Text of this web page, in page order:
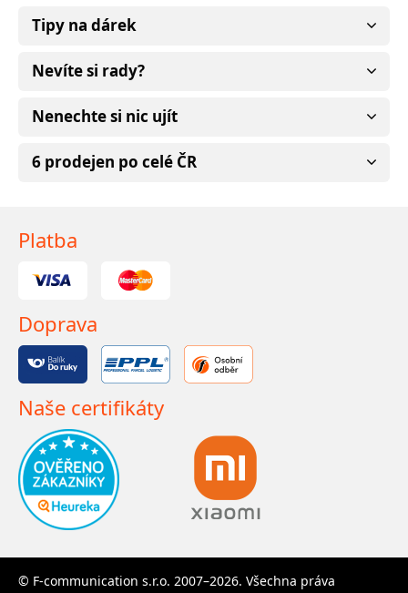
Tipy na dárek
Nevíte si rady?
Nenechte si nic ujít
6 prodejen po celé ČR
Platba
Doprava
Naše certifikáty
© F-communication s.r.o. 2007–2026. Všechna práva